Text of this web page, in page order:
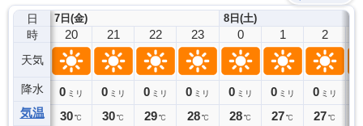
日
時
天気
降水
気温
7日(金)
19
0ミリ
31℃
20
0 ミリ
30℃
21
0 ミリ
30℃
22
0 ミリ
29℃
23
0 ミリ
28 ℃
8日(土)
0
0 ミリ
28℃
1
0 ミリ
27℃
2
0 ミリ
27℃